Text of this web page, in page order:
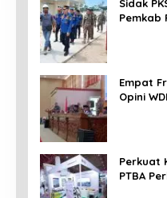
Sidak
Pemkab
Empat
Opini
Perkuat
PTBA